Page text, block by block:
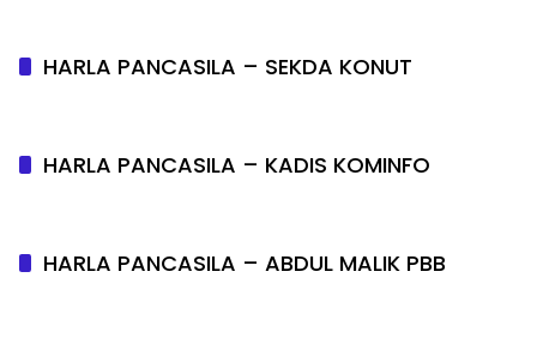
HARLA PANCASILA – SEKDA KONUT
HARLA PANCASILA – KADIS KOMINFO
HARLA PANCASILA – ABDUL MALIK PBB